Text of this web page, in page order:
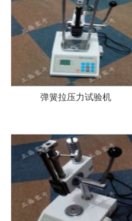
弹簧拉压力试验机